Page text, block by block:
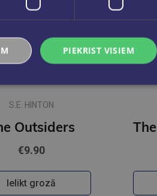
S.E. HINTON
Outsiders
€9.90
Ielikt grozā
PIEKRIST VISIEM